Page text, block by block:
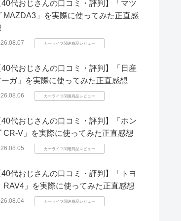
40代おじさんの口コミ・評判】「マツ
MAZDA3」を実際に使ってみた正直感
カーライフ関連商品レビュー
40代おじさんの口コミ・評判】「日産
ーガ」を実際に使ってみた正直感想
カーライフ関連商品レビュー
40代おじさんの口コミ・評判】「ホン
CR-V」を実際に使ってみた正直感想
カーライフ関連商品レビュー
40代おじさんの口コミ・評判】「トヨ
RAV4」を実際に使ってみた正直感想
カーライフ関連商品レビュー